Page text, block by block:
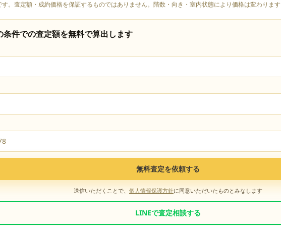
。査定額・成約価格を保証するものではありません。階数・向き・室内状態により価格は変わりま
条件での査定額を無料で算出します
無料査定を依頼する
送信いただくことで、 個人情報保護方針に同意いただいたものとみなします
LINEで査定相談する